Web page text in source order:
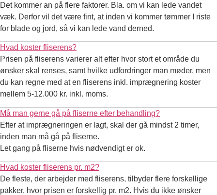
Det kommer an på flere faktorer. Bla. om vi kan lede vandet
væk. Derfor vil det være fint, at inden vi kommer tømmer I riste
for blade og jord, så vi kan lede vand derned.
Hvad koster fliserens?
Prisen på fliserens varierer alt efter hvor stort et område du
ønsker skal renses, samt hvilke udfordringer man møder, men
du kan regne med at en fliserens inkl. imprægnering koster
mellem 5-12.000 kr. inkl. moms.
Må man gerne gå på fliserne efter behandling?
Efter at imprægneringen er lagt, skal der gå mindst 2 timer,
inden man må gå på fliserne.
Let gang på fliserne hvis nødvendigt er ok.
Hvad koster fliserens pr. m2?
De fleste, der arbejder med fliserens, tilbyder flere forskellige
pakker, hvor prisen er forskellig pr. m2. Hvis du ikke ønsker